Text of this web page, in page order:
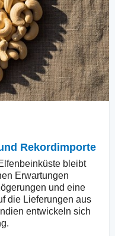
Rekordimporte
bleibt
Erwartungen
und eine
die Lieferungen aus
entwickeln sich